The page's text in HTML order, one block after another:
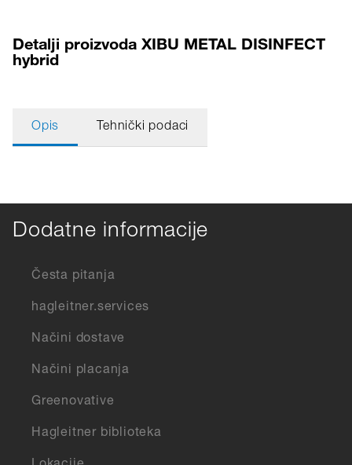
Detalji proizvoda XIBU METAL DISINFECT
hybrid
Opis Tehnički podaci
Dodatne informacije
Česta pitanja
hagleitner.services
Načini dostave
Načini placanja
Greenovative
Hagleitner biblioteka